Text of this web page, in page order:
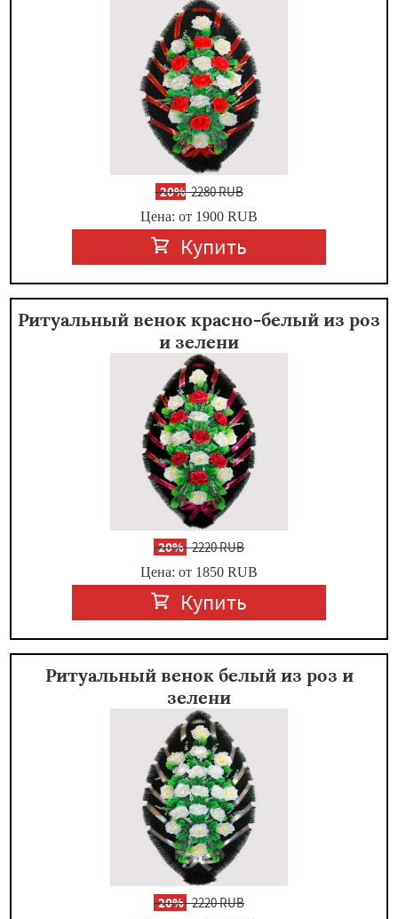
-20%2280 RUB
Цена: от 1900 RUB
Купить
Ритуальный венок красно-белый из роз
и зелени
-20%2220 RUB
Цена: от 1850 RUB
Купить
Ритуальный венок белый из роз и
зелени
-20%2220 RUB